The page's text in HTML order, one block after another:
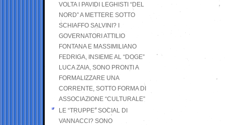
VOLTA I PAVIDI LEGHISTI “DEL
NORD” A METTERE SOTTO
SCHIAFFO SALVINI? I
GOVERNATORI ATTILIO
FONTANA E MASSIMILIANO
FEDRIGA, INSIEME AL “DOGE”
LUCA ZAIA, SONO PRONTI A
FORMALIZZARE UNA
CORRENTE, SOTTO FORMA DI
ASSOCIAZIONE “CULTURALE”
LE “TRUPPE” SOCIAL DI
VANNACCI? SONO